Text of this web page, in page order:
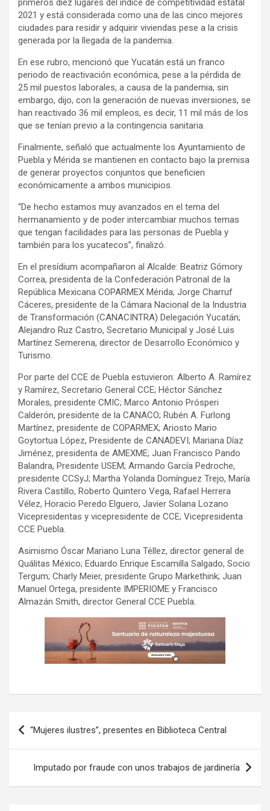
primeros diez lugares del índice de competitividad estatal
2021 y está considerada como una de las cinco mejores
ciudades para residir y adquirir viviendas pese a la crisis
generada por la llegada de la pandemia.
En ese rubro, mencionó que Yucatán está un franco
periodo de reactivación económica, pese a la pérdida de
25 mil puestos laborales, a causa de la pandemia, sin
embargo, dijo, con la generación de nuevas inversiones, se
han reactivado 36 mil empleos, es decir, 11 mil más de los
que se tenían previo a la contingencia sanitaria.
Finalmente, señaló que actualmente los Ayuntamiento de
Puebla y Mérida se mantienen en contacto bajo la premisa
de generar proyectos conjuntos que beneficien
económicamente a ambos municipios.
“De hecho estamos muy avanzados en el tema del
hermanamiento y de poder intercambiar muchos temas
que tengan facilidades para las personas de Puebla y
también para los yucatecos”, finalizó.
En el presídium acompañaron al Alcalde: Beatriz Gómory
Correa, presidenta de la Confederación Patronal de la
República Mexicana COPARMEX Mérida; Jorge Charruf
Cáceres, presidente de la Cámara Nacional de la Industria
de Transformación (CANACINTRA) Delegación Yucatán;
Alejandro Ruz Castro, Secretario Municipal y José Luis
Martínez Semerena, director de Desarrollo Económico y
Turismo.
Por parte del CCE de Puebla estuvieron: Alberto A. Ramírez
y Ramírez, Secretario General CCE; Héctor Sánchez
Morales, presidente CMIC; Marco Antonio Prósperi
Calderón, presidente de la CANACO; Rubén A. Furlong
Martínez, presidente de COPARMEX; Ariosto Mario
Goytortua López, Presidente de CANADEVI; Mariana Díaz
Jiménez, presidenta de AMEXME; Juan Francisco Pando
Balandra, Presidente USEM; Armando García Pedroche,
presidente CCSyJ; Martha Yolanda Domínguez Trejo, María
Rivera Castillo, Roberto Quintero Vega, Rafael Herrera
Vélez, Horacio Peredo Elguero, Javier Solana Lozano
Vicepresidentas y vicepresidente de CCE; Vicepresidenta
CCE Puebla.
Asimismo Óscar Mariano Luna Téllez, director general de
Quálitas México; Eduardo Enrique Escamilla Salgado, Socio
Tergum; Charly Meier, presidente Grupo Markethink; Juan
Manuel Ortega, presidente IMPERIOME y Francisco
Almazán Smith, director General CCE Puebla.
Navegación
de
entradas
“Mujeres ilustres”, presentes en Biblioteca Central
Imputado por fraude con unos trabajos de jardinería